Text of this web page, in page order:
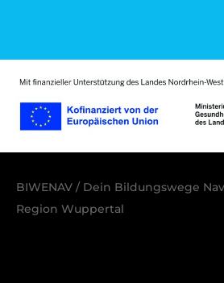
BIWENAV / Dein Bildungswege
Region Wuppertal